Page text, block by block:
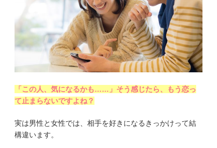
「この人、気になるかも……」そう感じたら、もう恋っ
て止まらないですよね？
実は男性と女性では、相手を好きになるきっかけって結
構違います。